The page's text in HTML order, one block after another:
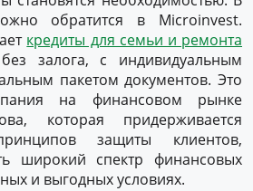
обратится в Microinvest.
кредиты для семьи и ремонта
залога, с индивидуальным
пакетом документов. Это
на финансовом рынке
которая придерживается
защиты клиентов,
широкий спектр финансовых
и выгодных условиях.